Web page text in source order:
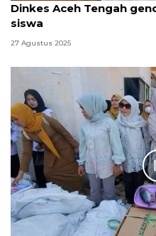
Dinkes Aceh Tengah
siswa
27 Agustus 2025